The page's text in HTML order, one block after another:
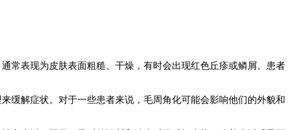
常表现为皮肤表面粗糙、干燥，有时会出现红色丘疹或鳞屑。患者
缓解症状。对于一些患者来说，毛周角化可能会影响他们的外貌和